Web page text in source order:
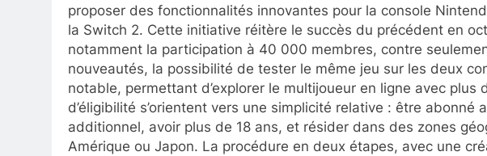
proposer des fonctionnalités innovantes pour la console
la Switch 2. Cette initiative réitère le succès du précédent en
notamment la participation à 40 000 membres, contre
nouveautés, la possibilité de tester le même jeu sur les deux
notable, permettant d’explorer le multijoueur en ligne avec plus
d’éligibilité s’orientent vers une simplicité relative : être abonné
additionnel, avoir plus de 18 ans, et résider dans des zones
Amérique ou Japon. La procédure en deux étapes, avec une